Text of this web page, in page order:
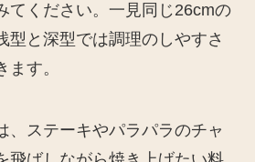
てください。一見同じ26cmの
型と深型では調理のしやすさ
す。
、ステーキやパラパラのチャ